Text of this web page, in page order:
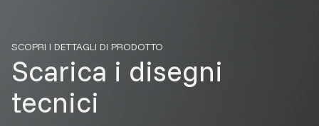
SCOPRI I DETTAGLI DI PRODOTTO
Scarica i disegni
tecnici